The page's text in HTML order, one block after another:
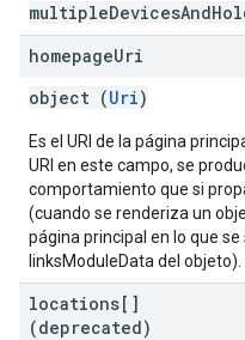
homepageUri
object (Uri)
Es el URI de la página
URI en este campo, se
comportamiento que si
(cuando se renderiza un
página principal en lo que
linksModuleData del objeto).
locations[]
(deprecated)